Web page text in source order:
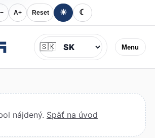
A+ Reset ☀ ☾
Menu
Jazyk
🇸🇰
nájdený. Späť na úvod